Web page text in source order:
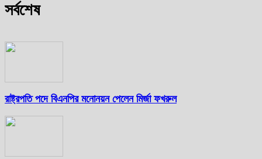
সর্বশেষ
রাষ্ট্রপতি পদে বিএনপির মনোনয়ন পেলেন মির্জা ফখরুল